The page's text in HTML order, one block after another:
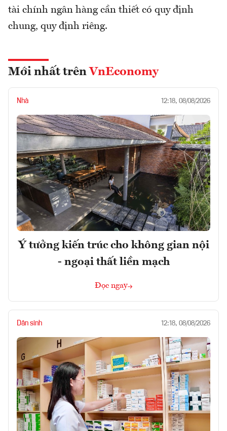
tài chính ngân hàng cần thiết có quy định
chung, quy định riêng.
Mới nhất trên VnEconomy
Nhà 12:18, 08/08/2026
Ý tưởng kiến trúc cho không gian nội
- ngoại thất liền mạch
Đọc ngay
Dân sinh 12:18, 08/08/2026